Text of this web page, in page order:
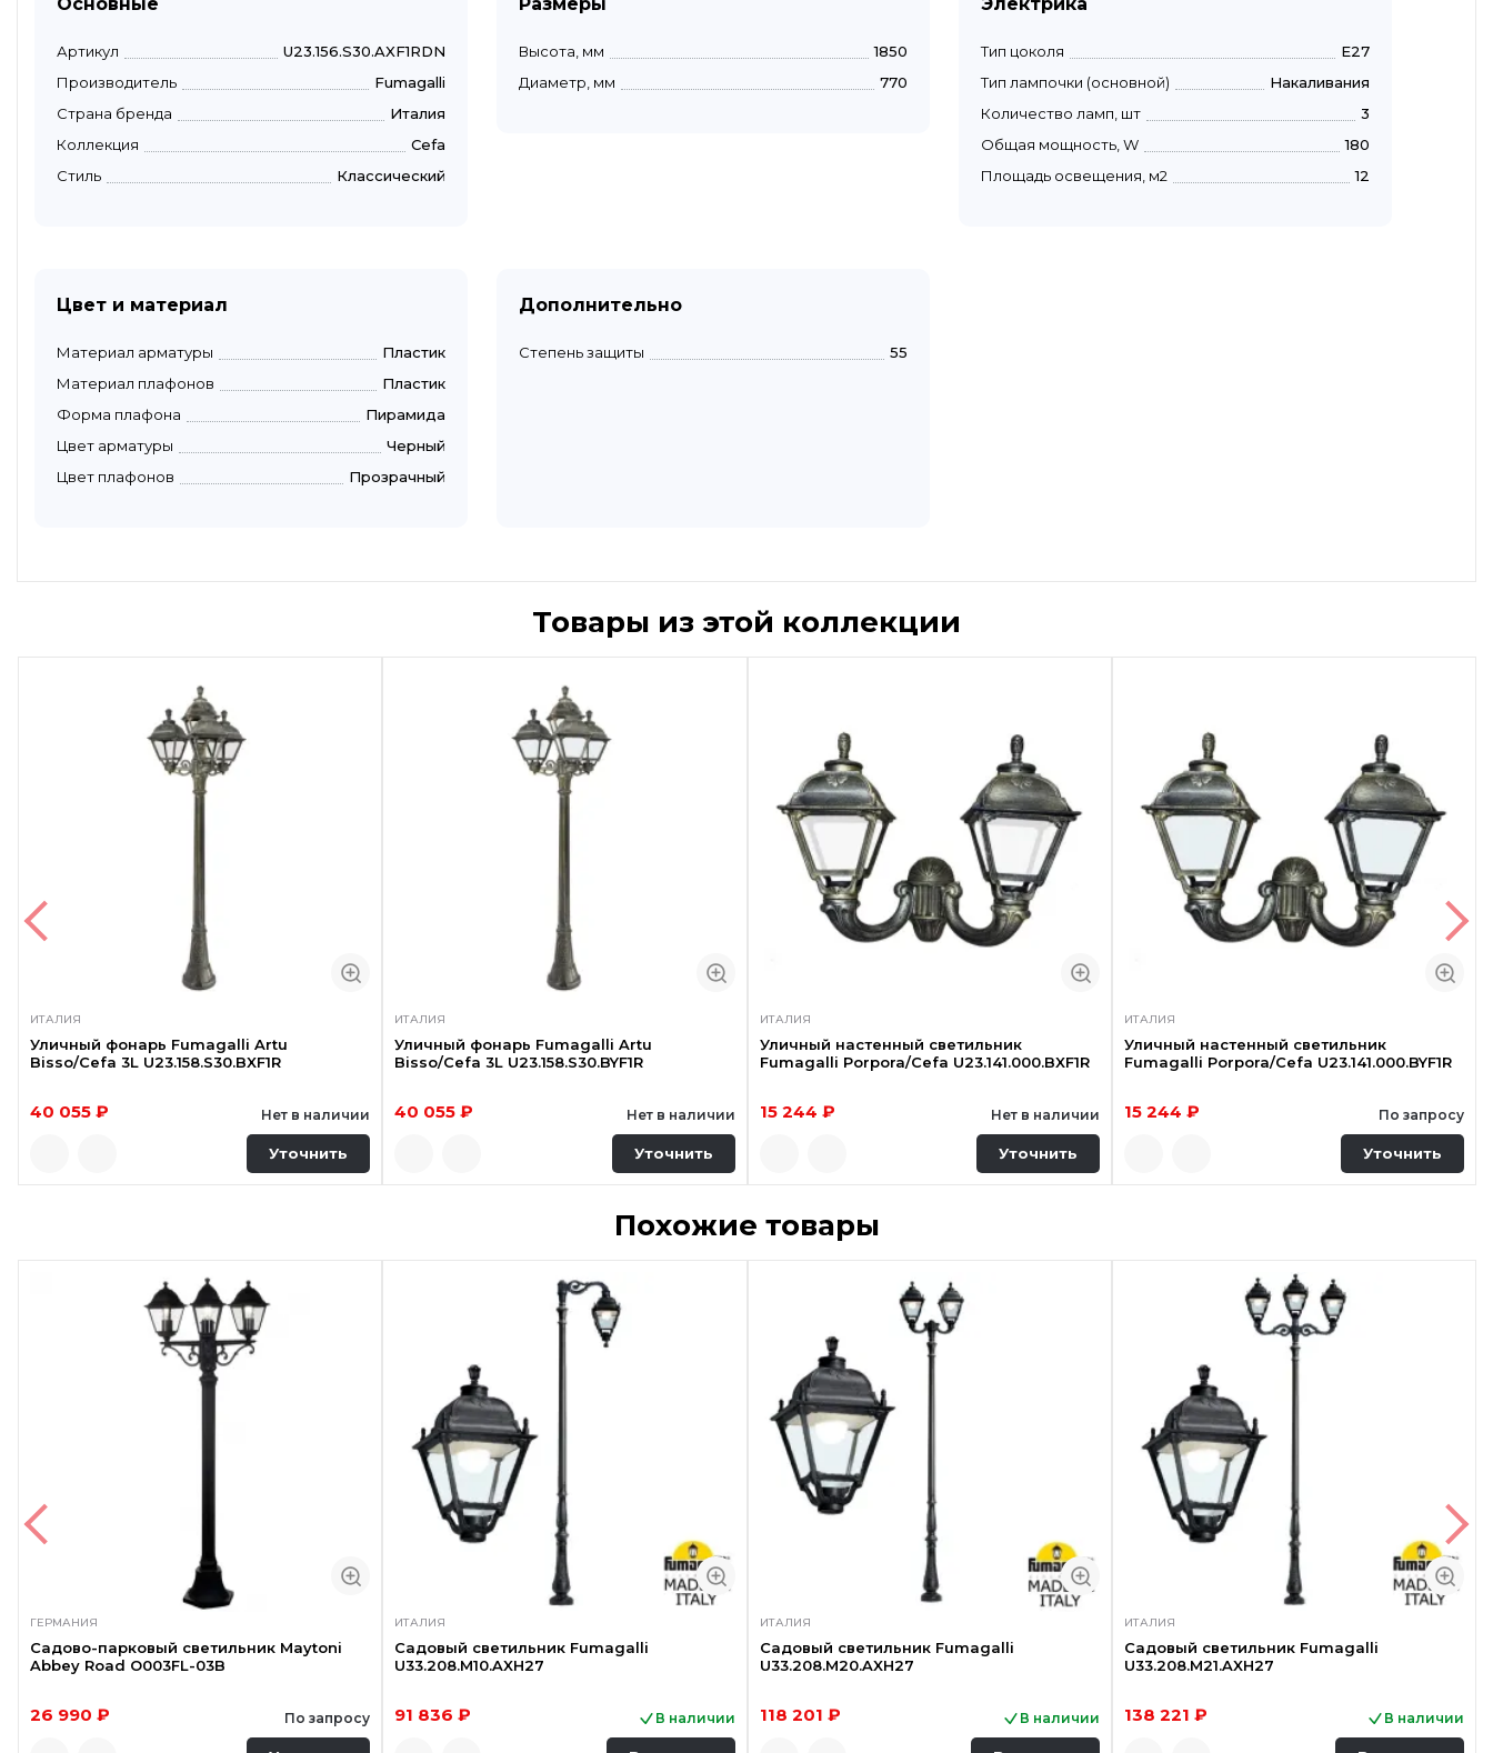
Артикул
U23.156.S30.AXF1RDN
Производитель
Fumagalli
Страна бренда
Италия
Коллекция
Cefa
Стиль
Классический
Высота, мм
1850
Диаметр, мм
770
Тип цоколя
E27
Тип лампочки (основной)
Накаливания
Количество ламп, шт
3
Общая мощность, W
180
Площадь освещения, м2
12
Цвет и материал
Материал арматуры
Пластик
Материал плафонов
Пластик
Форма плафона
Пирамида
Цвет арматуры
Черный
Цвет плафонов
Прозрачный
Дополнительно
Степень защиты 55
Товары из этой коллекции
ИТАЛИЯ
Уличный фонарь Fumagalli Artu
Bisso/Cefa 3L U23.158.S30.BXF1R
40 055 ₽ Нет в наличии
Уточнить
ИТАЛИЯ
Уличный фонарь Fumagalli Artu
Bisso/Cefa 3L U23.158.S30.BYF1R
40 055 ₽ Нет в наличии
Уточнить
ИТАЛИЯ
Уличный настенный светильник
Fumagalli Porpora/Cefa U23.141.000.BXF1R
15 244 ₽ Нет в наличии
Уточнить
ИТАЛИЯ
Уличный настенный светильник
Fumagalli Porpora/Cefa U23.141.000.BYF1R
15 244 ₽ По запросу
Уточнить
Быстрый просмотр Быстрый просмотр
Похожие товары
ГЕРМАНИЯ
Садово-парковый светильник Maytoni
Abbey Road O003FL-03B
26 990 ₽ По запросу
ИТАЛИЯ
Садовый светильник Fumagalli
U33.208.M10.AXH27
91 836 ₽ В наличии
ИТАЛИЯ
Садовый светильник Fumagalli
U33.208.M20.AXH27
118 201 ₽ В наличии
ИТАЛИЯ
Садовый светильник Fumagalli
U33.208.M21.AXH27
138 221 ₽ В наличии